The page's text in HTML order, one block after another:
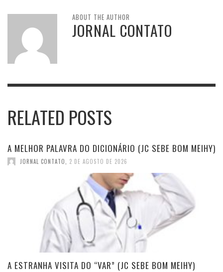
ABOUT THE AUTHOR
JORNAL CONTATO
RELATED POSTS
A MELHOR PALAVRA DO DICIONÁRIO (JC SEBE BOM MEIHY)
JORNAL CONTATO 2 DE AGOSTO DE 2026
A ESTRANHA VISITA DO “VAR” (JC SEBE BOM MEIHY)